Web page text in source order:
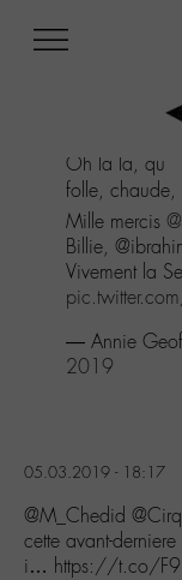
au
menu
Aller
contenu
Aller
recherche
Oh la la, que
folle, chaude,
Mille mercis
Billie,
Vivement la
— Annie
2019
05.03.2019 - 18:17
@M_Chedid
cette avant-
i… https://t.co/